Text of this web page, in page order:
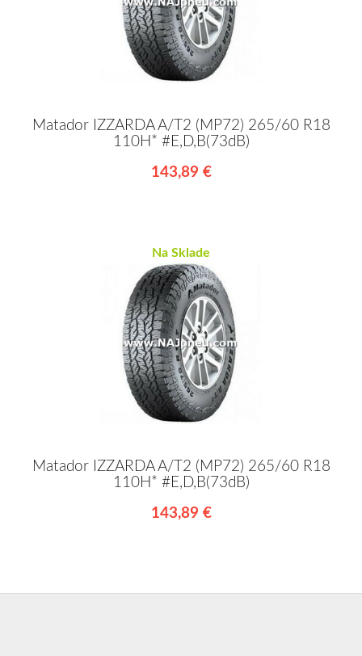
Matador IZZARDA A/T2 (MP72) 265/60 R18
110H* #E,D,B(73dB)
143,89 €
Na Sklade
Matador IZZARDA A/T2 (MP72) 265/60 R18
110H* #E,D,B(73dB)
143,89 €